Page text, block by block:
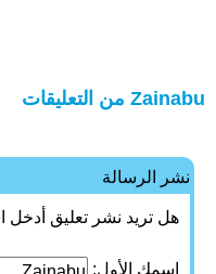
Zainabu من التعليقات
نشر الرسالة
هل تريد نشر تعليق
اسمك الأول: